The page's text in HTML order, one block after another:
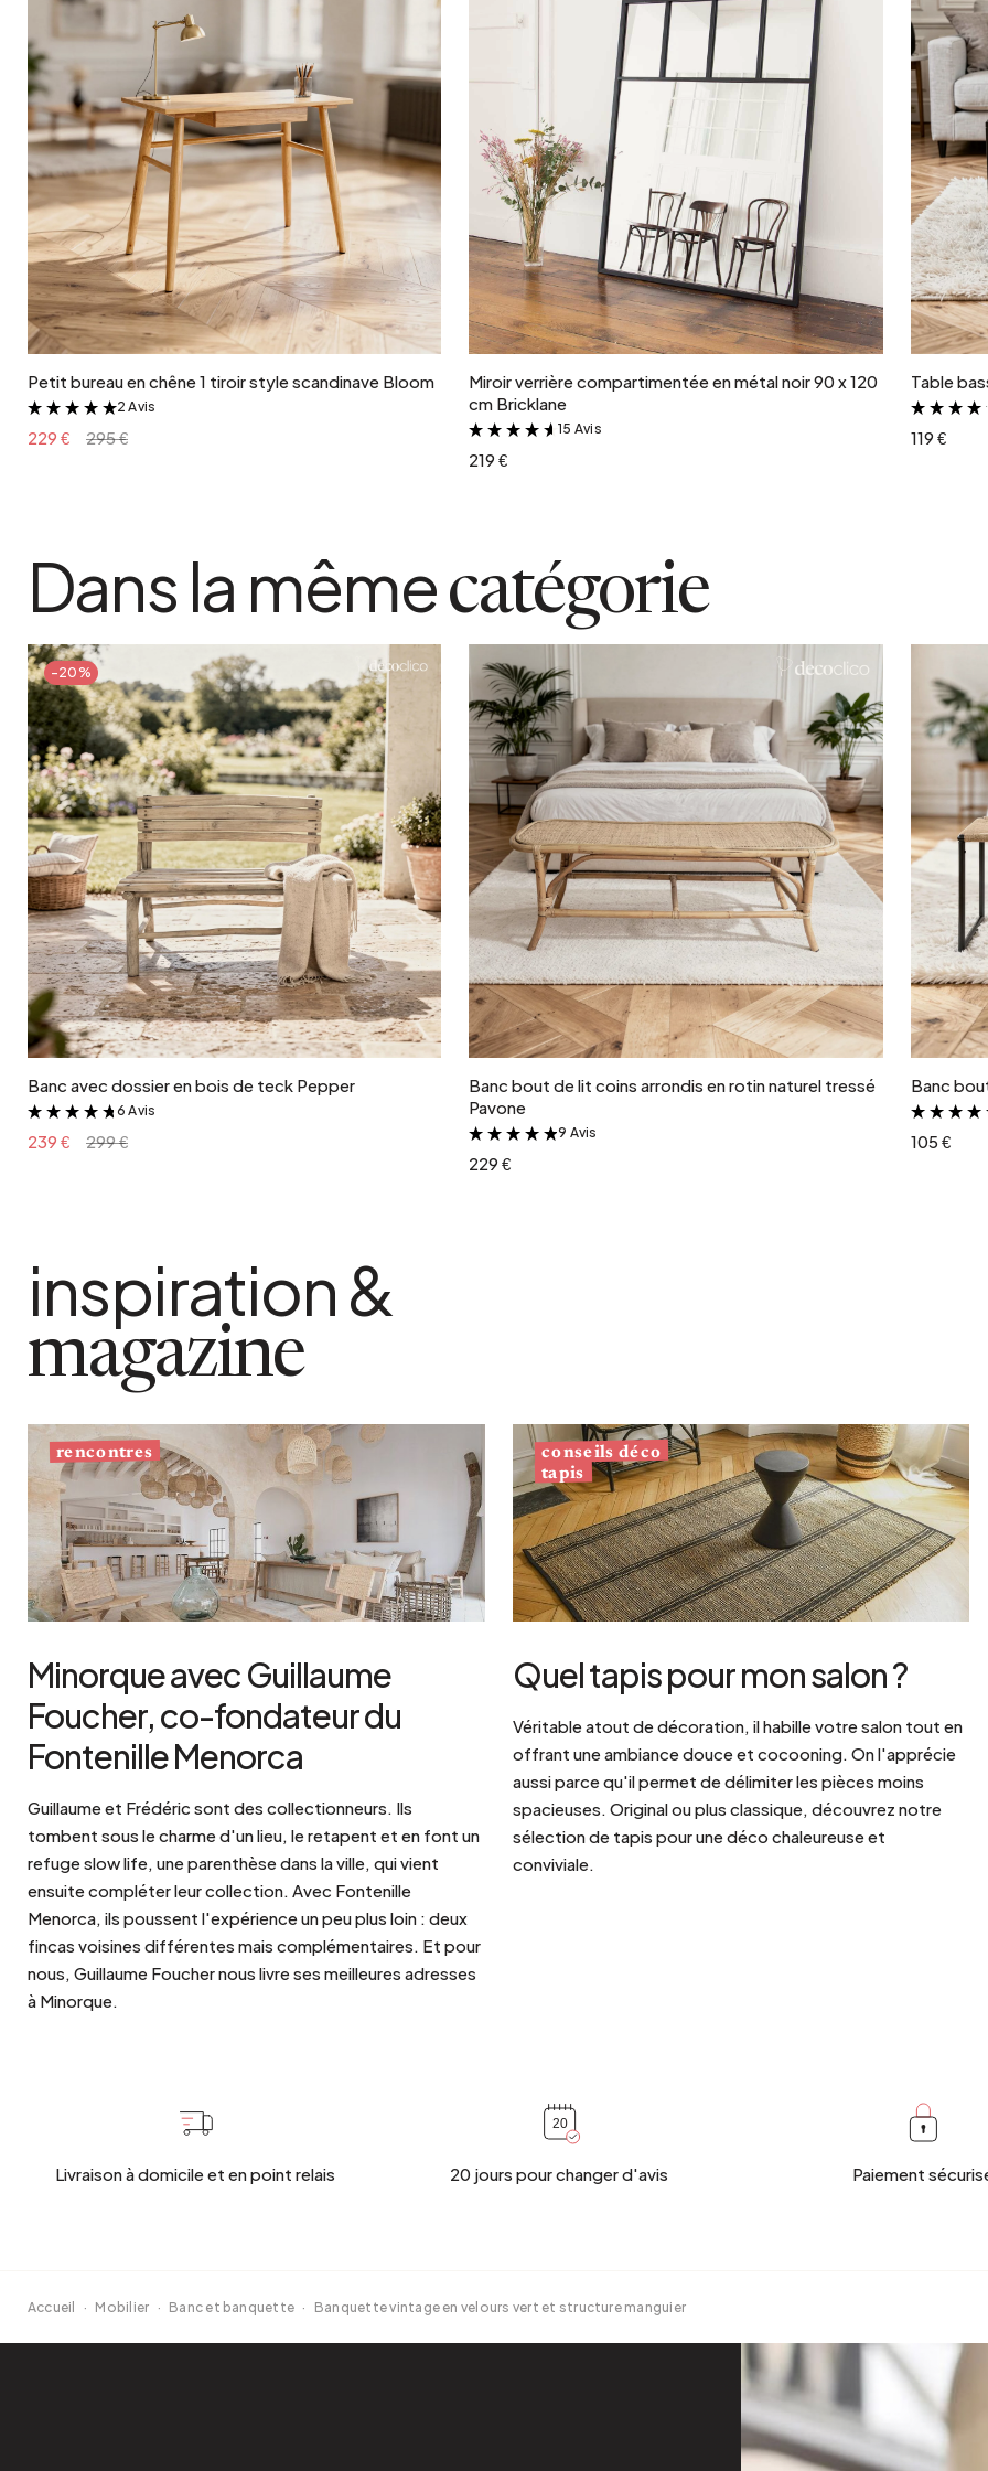
Ajouter au panier
Petit bureau en chêne 1 tiroir style scandinave Bloom
&
2 Avis
229 € 295 €
Ajouter au panier
Miroir verrière compartimentée en métal noir 90 x 120
cm Bricklane
&
15 Avis
219 €
Table
119 €
Dans la mêmecatégorie
-20%
Ajouter au panier
Banc avec dossier en bois de teck Pepper
&
6 Avis
239 € 299 €
Ajouter au panier
Banc bout de lit coins arrondis en rotin naturel tressé
Pavone
&
9 Avis
229 €
Banc
105 €
inspiration &
magazine
rencontres
Minorque avec Guillaume
Foucher, co-fondateur du
Fontenille Menorca
Guillaume et Frédéric sont des collectionneurs. Ils
tombent sous le charme d'un lieu, le retapent et en font un
refuge slow life, une parenthèse dans la ville, qui vient
ensuite compléter leur collection. Avec Fontenille
Menorca, ils poussent l'expérience un peu plus loin : deux
fincas voisines différentes mais complémentaires. Et pour
nous, Guillaume Foucher nous livre ses meilleures adresses
à Minorque.
conseils déco
tapis
Quel tapis pour mon salon ?
Véritable atout de décoration, il habille votre salon tout en
offrant une ambiance douce et cocooning. On l'apprécie
aussi parce qu'il permet de délimiter les pièces moins
spacieuses. Original ou plus classique, découvrez notre
sélection de tapis pour une déco chaleureuse et
conviviale.
Livraison à domicile et en point relais 20 jours pour changer d'avis Paiement
Accueil · Mobilier · Banc et banquette · Banquette vintage en velours vert et structure manguier